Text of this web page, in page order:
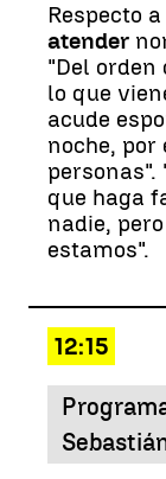
Respecto a
atender
"Del
lo que
acude
noche, por
que haga
nadie,
estamos".
12:15